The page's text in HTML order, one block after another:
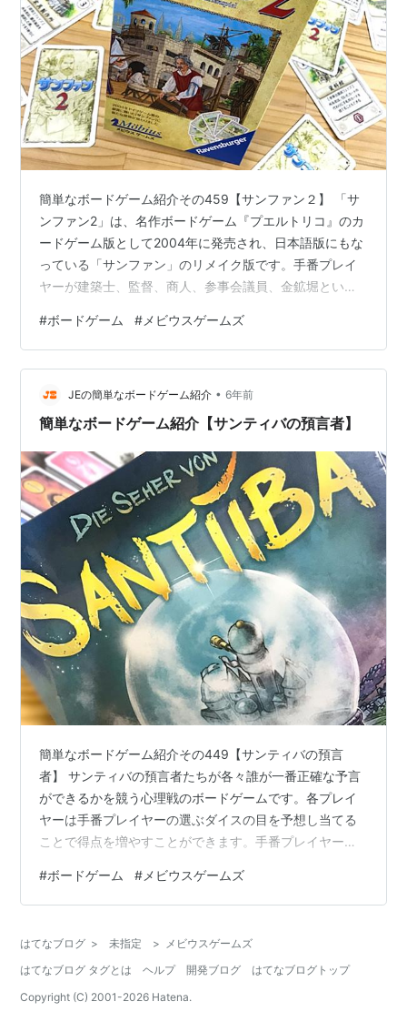
簡単なボードゲーム紹介その459【サンファン２】 「サ
ンファン2」は、名作ボードゲーム『プエルトリコ』のカ
ードゲーム版として2004年に発売され、日本語版にもな
っている「サンファン」のリメイク版です。手番プレイ
ヤーが建築士、監督、商人、参事会議員、金鉱堀という5
いう「バリアブルフェイズオーダー」システムを採用し
ており、それぞれ職業を選んだプレイヤーにはアドバン
テージがあります。誰かが12枚の建物を出したラウンド
でゲーム終了。建物には、建設コストが安くなるもの、
たくさん生産できるもの、手札の補充をしやすくするも
#ボードゲーム # メビウスゲームズ
JEの簡単なボードゲーム紹介 • 6年前
簡単なボードゲーム紹介【サンティバの預言者】
簡単なボードゲーム紹介その449【サンティバの預言
者】 サンティバの預言者たちが各々誰が一番正確な予言
ができるかを競う心理戦のボードゲームです。各プレイ
ヤーは手番プレイヤーの選ぶダイスの目を予想し当てる
ことで得点を増やすことができます。手番プレイヤーは
でき、ダイス目によって決まったアクションを行うこと
ができます。全員の予想が当たったら、手番が終了して
る必要があります。先に30点をいずれかのプレイヤーが
獲得したら、最終的な勝利点計算を行い合計点が1番高い
プレイヤーがゲームの勝者です。 通販サイトJ…
#ボードゲーム # メビウスゲームズ
はてなブログ > 未指定 >
メビウスゲームズ
はてなブログ タグとは
ヘルプ 開発ブログ
はてなブログトップ
Copyright (C) 2001-2026 Hatena.